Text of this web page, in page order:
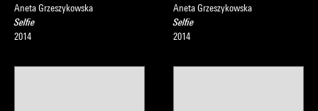
Aneta Grzeszykowska
Selfie
2014
Aneta Grzeszykowska
Selfie
2014